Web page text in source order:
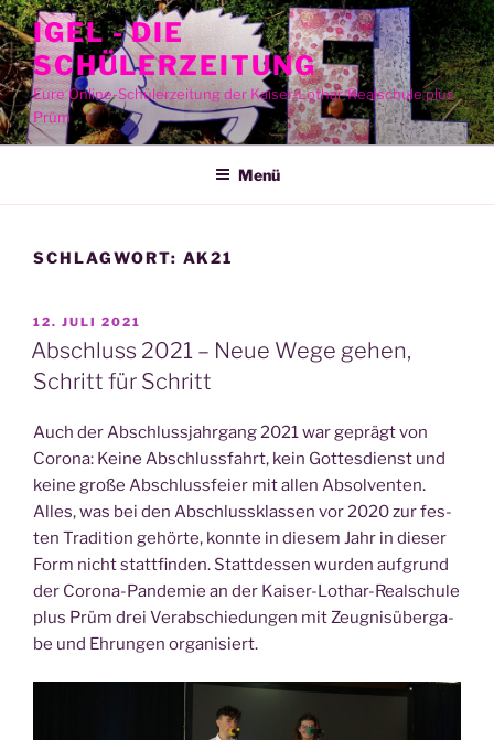
Zum
Inhalt
springen
IGEL - DIE
SCHÜLERZEITUNG
Eure Online-Schülerzeitung der Kaiser-Lothar-Realschule plus
Prüm
Menü
SCHLAGWORT: AK21
VERÖFFENTLICHT
AM
12. JULI 2021
Abschluss 2021 – Neue Wege gehen,
Schritt für Schritt
Auch der Abschluss­jahr­gang 2021 war geprägt von
Coro­na: Kei­ne Abschluss­fahrt, kein Got­tes­dienst und
kei­ne gro­ße Abschluss­fei­er mit allen Absol­ven­ten.
Alles, was bei den Abschluss­klas­sen vor 2020 zur fes­
ten Tra­di­ti­on gehör­te, konn­te in die­sem Jahr in die­ser
Form nicht statt­fin­den. Statt­des­sen wur­den auf­grund
der Coro­na-Pan­de­mie an der Kai­ser-Lothar-Real­schu­le
plus Prüm drei Ver­ab­schie­dun­gen mit Zeug­nis­über­ga­
be und Ehrun­gen organisiert.